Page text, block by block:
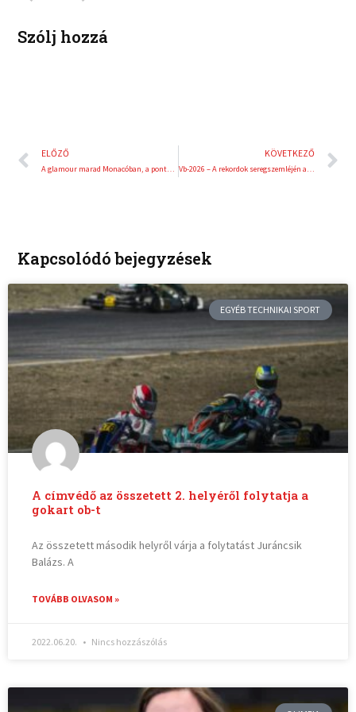
Szólj hozzá
Előző
ELŐZŐ
A glamour marad Monacóban, a pontokért Barcelonában harcolnak tovább
KÖVETKEZŐ
Vb-2026 – A rekordok seregszemléjén a spanyolok és a franciák a favoritok
Kapcsolódó bejegyzések
EGYÉB TECHNIKAI SPORT
A címvédő az összetett 2. helyéről folytatja a
gokart ob-t
Az összetett második helyről várja a folytatást Juráncsik
Balázs. A
TOVÁBB OLVASOM »
2022.06.20. Nincs hozzászólás